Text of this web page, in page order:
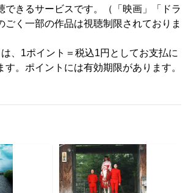
できるサービスです。（「映画」「ドラ
ごく一部の作品は視聴制限されておりま
、1ポイント＝税込1円としてお支払に
す。ポイントには有効期限があります。